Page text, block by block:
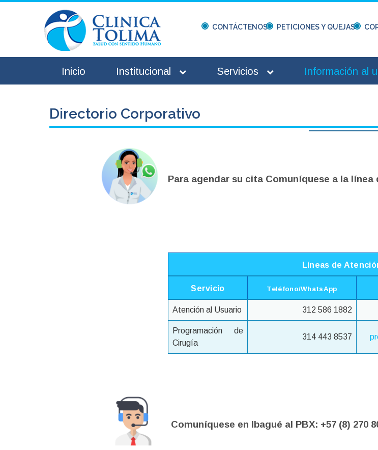
CONTÁCTENOS PETICIONES Y QUEJAS
Inicio Institucional Servicios Información al
Directorio Corporativo
Para agendar su cita Comuníquese a la
Líneas de
Servicio Teléfono/WhatsApp
Atención al Usuario 312 586 1882
Programación de
Cirugía
314 443 8537
Comuníquese en Ibagué al PBX: +57 (8)